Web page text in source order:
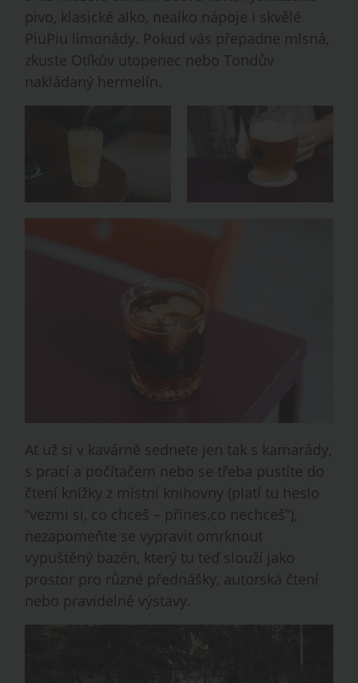
pivo, klasické alko, nealko nápoje i skvělé
PiuPiu limonády. Pokud vás přepadne mlsná,
zkuste Otíkův utopenec nebo Tondův
nakládaný hermelín.
Ať už si v kavárně sednete jen tak s kamarády,
s prací a počítačem nebo se třeba pustíte do
čtení knížky z místní knihovny (platí tu heslo
“vezmi si, co chceš – přines,co nechceš”),
nezapomeňte se vypravit omrknout
vypuštěný bazén, který tu teď slouží jako
prostor pro různé přednášky, autorská čtení
nebo pravidelné výstavy.